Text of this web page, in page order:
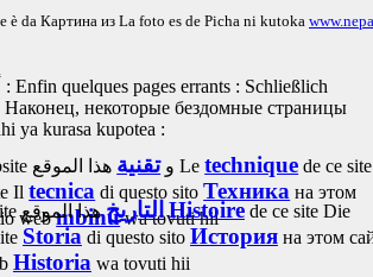
è da Картина из La foto es de Picha ni kutoka
أخيرا بعض الصفحات الضالة : Enfin quelques pages errants : Schließlich
Наконец, некоторые бездомные страницы
ya kurasa kupotea :
وتقنية هذا الموقعLetechnique de ce site
Iltecnica di questo sitoТехника на этом
webmbinuwa tovuti hii
التاريخهذا الموقعHistoirede ce site Die
Storia di questo sito Историяна этом
Historia wa tovuti hii